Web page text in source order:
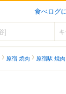
食べログ
原宿 焼肉 原宿駅 焼肉